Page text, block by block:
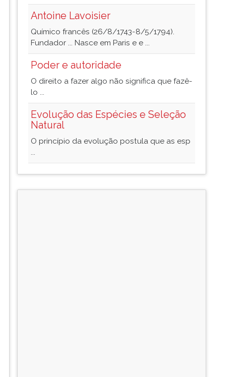
Antoine Lavoisier
Químico francês (26/8/1743-8/5/1794).
Fundador ... Nasce em Paris e e ...
Poder e autoridade
O direito a fazer algo não significa que fazê-
lo ...
Evolução das Espécies e Seleção
Natural
O princípio da evolução postula que as esp
...